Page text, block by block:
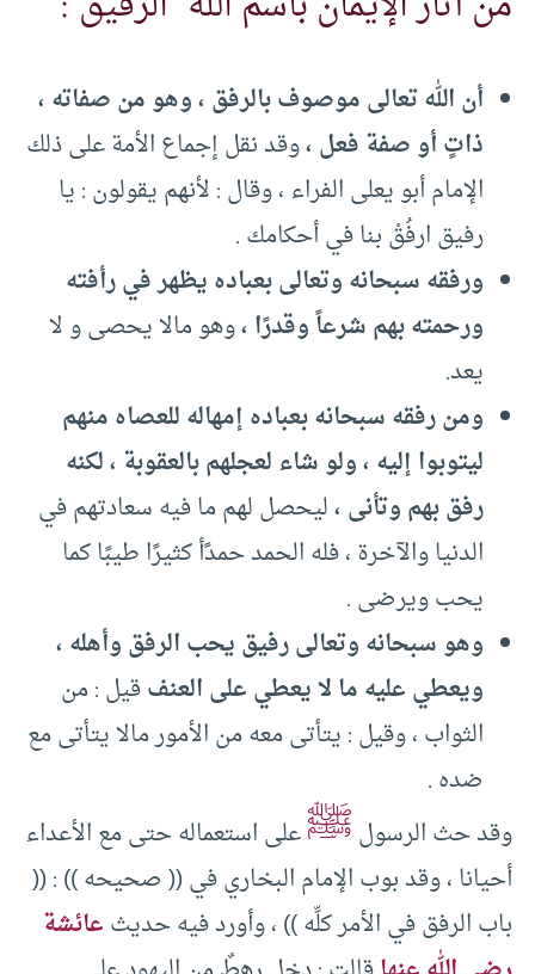
أن الله تعالى موصوف بالرفق ، وهو من صفاته ،
ذاتٍ أو صفة فعل ،وقد نقل إجماع الأمة على ذلك
الإمام أبو يعلى الفراء ، وقال : لأنهم يقولون : يا
رفيق ارفُقْ بنا في أحكامك .
ورفقه سبحانه وتعالى بعباده يظهر في رأفته
ورحمته بهم شرعاً وقدرًا ،وهو مالا يحصى و لا
يعد.
ومن رفقه سبحانه بعباده إمهاله للعصاه منهم
ليتوبوا إليه ، ولو شاء لعجلهم بالعقوبة ، لكنه
رفق بهم وتأنى ،ليحصل لهم ما فيه سعادتهم في
الدنيا والآخرة ، فله الحمد حمدًأ كثيرًا طيبًا كما
يحب ويرضى .
وهو سبحانه وتعالى رفيق يحب الرفق وأهله ،
ويعطي عليه ما لا يعطي على العنفقيل : من
الثواب ، وقيل : يتأتى معه من الأمور مالا يتأتى مع
ضده .
وقد حث الرسولﷺعلى استعماله حتى مع الأعداء
أحيانا ، وقد بوب الإمام البخاري في (( صحيحه )) : ((
باب الرفق في الأمر كلِّه )) ، وأورد فيه حديثعائشة